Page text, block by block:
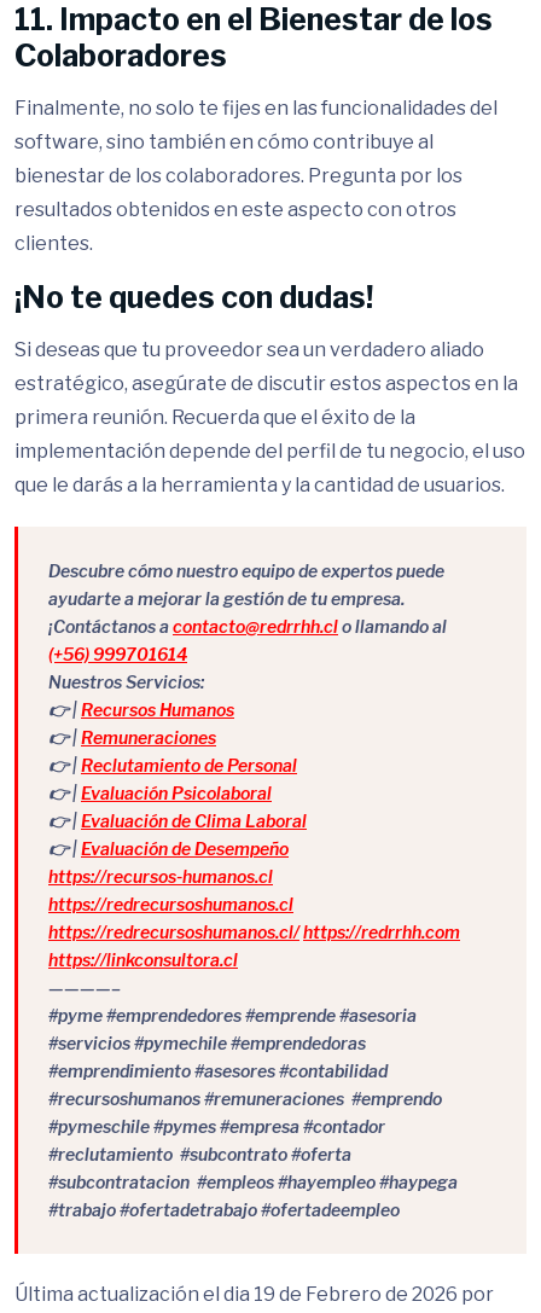
11. Impacto en el Bienestar de los
Colaboradores
Finalmente, no solo te fijes en las funcionalidades del
software, sino también en cómo contribuye al
bienestar de los colaboradores. Pregunta por los
resultados obtenidos en este aspecto con otros
clientes.
¡No te quedes con dudas!
Si deseas que tu proveedor sea un verdadero aliado
estratégico, asegúrate de discutir estos aspectos en la
primera reunión. Recuerda que el éxito de la
implementación depende del perfil de tu negocio, el uso
que le darás a la herramienta y la cantidad de usuarios.
Descubre cómo nuestro equipo de expertos puede
ayudarte a mejorar la gestión de tu empresa.
¡Contáctanos acontacto@redrrhh.clo llamando al
(+56) 999701614
Nuestros Servicios:
👉 |Recursos Humanos
👉 |Remuneraciones
👉 |Reclutamiento de Personal
👉 |Evaluación Psicolaboral
👉 |Evaluación de Clima Laboral
👉 |Evaluación de Desempeño
https://recursos-humanos.cl
https://redrecursoshumanos.cl
https://redrecursoshumanos.cl/https://redrrhh.com
https://linkconsultora.cl
————–
#pyme #emprendedores #emprende #asesoria
#servicios #pymechile #emprendedoras
#emprendimiento #asesores #contabilidad
#recursoshumanos #remuneraciones #emprendo
#pymeschile #pymes #empresa #contador
#reclutamiento #subcontrato #oferta
#subcontratacion #empleos #hayempleo #haypega
#trabajo #ofertadetrabajo #ofertadeempleo
Última actualización el dia 19 de Febrero de 2026 por